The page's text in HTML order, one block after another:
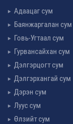
Адаацаг сум
Баянжаргалан сум
Говь-Угтаал сум
Гурвансайхан сум
Дэлгэрцогт сум
Дэлгэрхангай сум
Дэрэн сум
Луус сум
Өлзийт сум